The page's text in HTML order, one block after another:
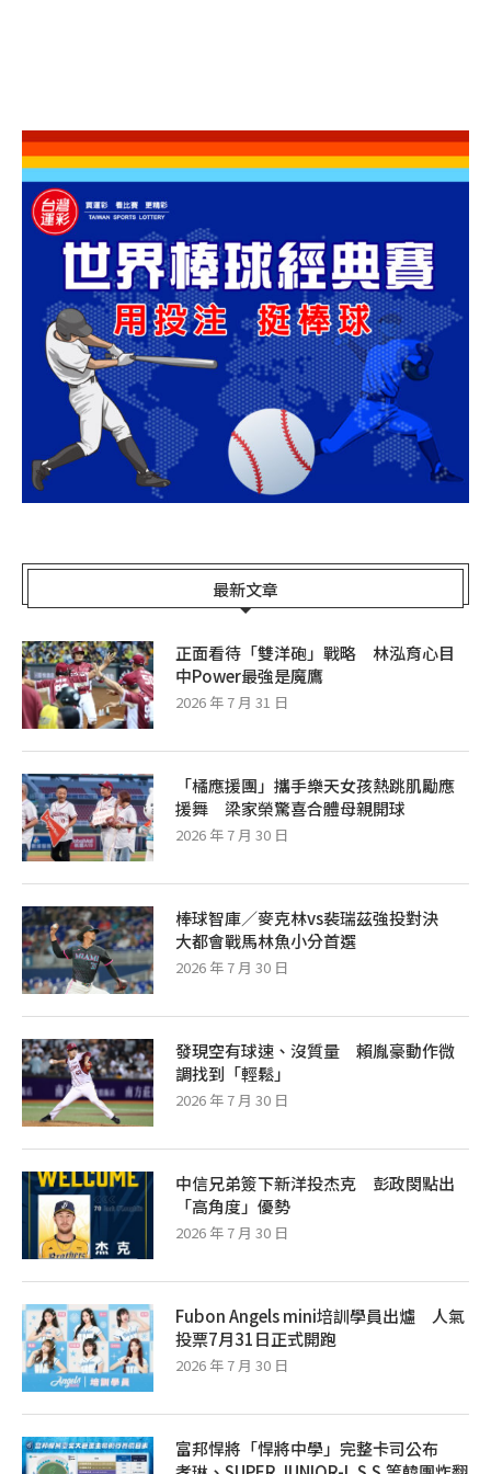
最新文章
正面看待「雙洋砲」戰略 林泓育心目
中Power最強是魔鷹
2026 年 7 月 31 日
「橘應援團」攜手樂天女孩熱跳肌勵應
援舞 梁家榮驚喜合體母親開球
2026 年 7 月 30 日
棒球智庫／麥克林vs裴瑞茲強投對決
大都會戰馬林魚小分首選
2026 年 7 月 30 日
發現空有球速、沒質量 賴胤豪動作微
調找到「輕鬆」
2026 年 7 月 30 日
中信兄弟簽下新洋投杰克 彭政閔點出
「高角度」優勢
2026 年 7 月 30 日
Fubon Angels mini培訓學員出爐 人氣
投票7月31日正式開跑
2026 年 7 月 30 日
富邦悍將「悍將中學」完整卡司公布